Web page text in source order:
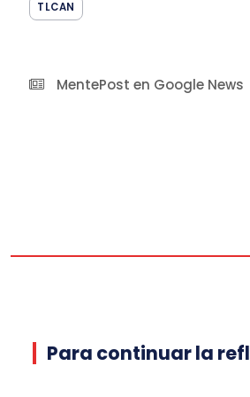
TLCAN
MentePost en Google News
Para continuar la